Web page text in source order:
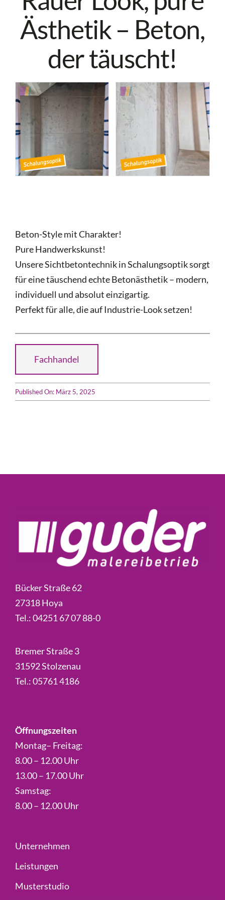
Ästhetik – Beton,
der täuscht!
Beton-Style mit Charakter!
Pure Handwerkskunst!
Unsere Sichtbetontechnik in Schalungsoptik sorgt
für eine täuschend echte Betonästhetik – modern,
individuell und absolut einzigartig.
Perfekt für alle, die auf Industrie-Look setzen!
Fachhandel
Published On: März 5, 2025
Bücker Straße 62
27318 Hoya
Tel.:04251 67 07 88-0
Bremer Straße 3
31592 Stolzenau
Tel.:05761 4186
Öffnungszeiten
Montag– Freitag:
8.00 – 12.00 Uhr
13.00 – 17.00 Uhr
Samstag:
8.00 – 12.00 Uhr
Unternehmen
Leistungen
Musterstudio